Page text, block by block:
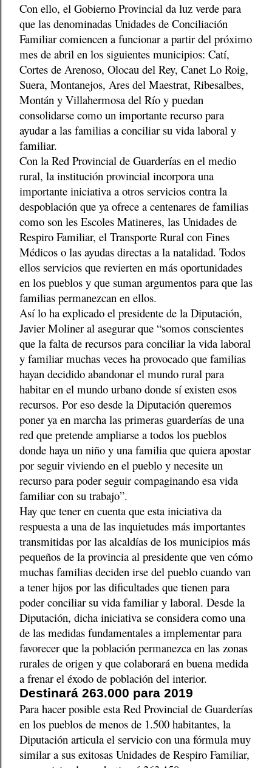
Con ello, el Gobierno Provincial da luz verde para
que las denominadas Unidades de Conciliación
Familiar comiencen a funcionar a partir del próximo
mes de abril en los siguientes municipios: Catí,
Cortes de Arenoso, Olocau del Rey, Canet Lo Roig,
Suera, Montanejos, Ares del Maestrat, Ribesalbes,
Montán y Villahermosa del Río y puedan
consolidarse como un importante recurso para
ayudar a las familias a conciliar su vida laboral y
familiar.
Con la Red Provincial de Guarderías en el medio
rural, la institución provincial incorpora una
importante iniciativa a otros servicios contra la
despoblación que ya ofrece a centenares de familias
como son les Escoles Matineres, las Unidades de
Respiro Familiar, el Transporte Rural con Fines
Médicos o las ayudas directas a la natalidad. Todos
ellos servicios que revierten en más oportunidades
en los pueblos y que suman argumentos para que las
familias permanezcan en ellos.
Así lo ha explicado el presidente de la Diputación,
Javier Moliner al asegurar que “somos conscientes
que la falta de recursos para conciliar la vida laboral
y familiar muchas veces ha provocado que familias
hayan decidido abandonar el mundo rural para
habitar en el mundo urbano donde sí existen esos
recursos. Por eso desde la Diputación queremos
poner ya en marcha las primeras guarderías de una
red que pretende ampliarse a todos los pueblos
donde haya un niño y una familia que quiera apostar
por seguir viviendo en el pueblo y necesite un
recurso para poder seguir compaginando esa vida
familiar con su trabajo”.
Hay que tener en cuenta que esta iniciativa da
respuesta a una de las inquietudes más importantes
transmitidas por las alcaldías de los municipios más
pequeños de la provincia al presidente que ven cómo
muchas familias deciden irse del pueblo cuando van
a tener hijos por las dificultades que tienen para
poder conciliar su vida familiar y laboral. Desde la
Diputación, dicha iniciativa se considera como una
de las medidas fundamentales a implementar para
favorecer que la población permanezca en las zonas
rurales de origen y que colaborará en buena medida
a frenar el éxodo de población del interior.
Destinará 263.000 para 2019
Para hacer posible esta Red Provincial de Guarderías
en los pueblos de menos de 1.500 habitantes, la
Diputación articula el servicio con una fórmula muy
similar a sus exitosas Unidades de Respiro Familiar,